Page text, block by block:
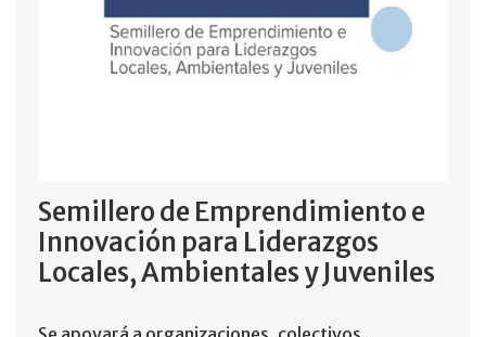
Semillero de Emprendimiento e
Innovación para Liderazgos
Locales, Ambientales y Juveniles